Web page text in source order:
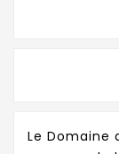
Le Domaine